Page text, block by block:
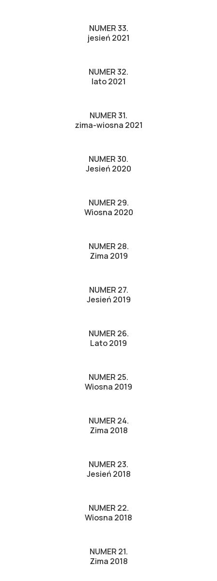
NUMER 33.
jesień 2021
NUMER 32.
lato 2021
NUMER 31.
zima-wiosna 2021
NUMER 30.
Jesień 2020
NUMER 29.
Wiosna 2020
NUMER 28.
Zima 2019
NUMER 27.
Jesień 2019
NUMER 26.
Lato 2019
NUMER 25.
Wiosna 2019
NUMER 24.
Zima 2018
NUMER 23.
Jesień 2018
NUMER 22.
Wiosna 2018
NUMER 21.
Zima 2018